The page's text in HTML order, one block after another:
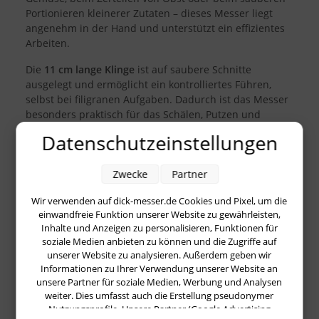
Portionieren kleinerer Zutaten – dieses Messer liegt
angenehm in der Hand und unterstützt ein effizientes
Arbeiten.
Die 11 cm lange Klinge ist auf saubere Schnitte
ausgelegt und ermöglicht ein kontrolliertes Führen,
selbst bei filigranen Aufgaben. Dadurch ist das Messer
besonders praktisch für das Schälen, Putzen und
direkt am Schneidbrett. Die schlanke Form hilft dabei,
Zutaten exakt zu erfassen und gleichmäßig zu
verarbeiten – ein Vorteil, wenn es auf ein ordentliches
Derschwarze Griffaus der Pro-Dynamic-Serie wurde
für den täglichen Einsatz konzipiert: Er bietet eine
sichere, rutschhemmende Haptik und liegt auch bei
längeren Vorbereitungen stabil in der Hand. Durch die
ausgewogene Balance zwischen Griff und Klinge lässt
sich das Messer angenehm führen, was die Hand
entlasten kann und die Präzision erhöht. Das schlichte,
Datenschutzeinstellungen
Wir verwenden auf dick-messer.de Cookies und Pixel, um die
einwandfreie Funktion unserer Website zu gewährleisten,
Inhalte und Anzeigen zu personalisieren, Funktionen für
soziale Medien anbieten zu können und die Zugriffe auf
unserer Website zu analysieren. Außerdem geben wir
Informationen zu Ihrer Verwendung unserer Website an
unsere Partner für soziale Medien, Werbung und Analysen
weiter. Dies umfasst auch die Erstellung pseudonymer
Nutzungsprofile. Unsere Partner (Google Advertising
Zwecke Partner